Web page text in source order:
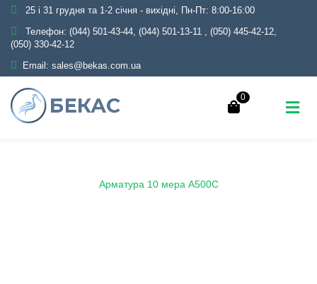
25 і 31 грудня та 1-2 січня - вихідні, Пн-Пт: 8:00-16:00
Телефон: (044) 501-43-44, (044) 501-13-11 , (050) 445-42-12,
(050) 330-42-12
Email: sales@bekas.com.ua
0
Арматура 10 мера А500С